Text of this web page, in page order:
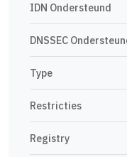
IDN Ondersteund
DNSSEC
Type
Restricties
Registry